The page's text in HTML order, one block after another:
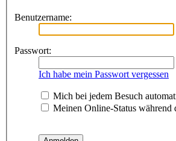
Benutzername:
Passwort:
Ich habe mein Passwort vergessen
Mich bei jedem Besuch
Meinen Online-Status während